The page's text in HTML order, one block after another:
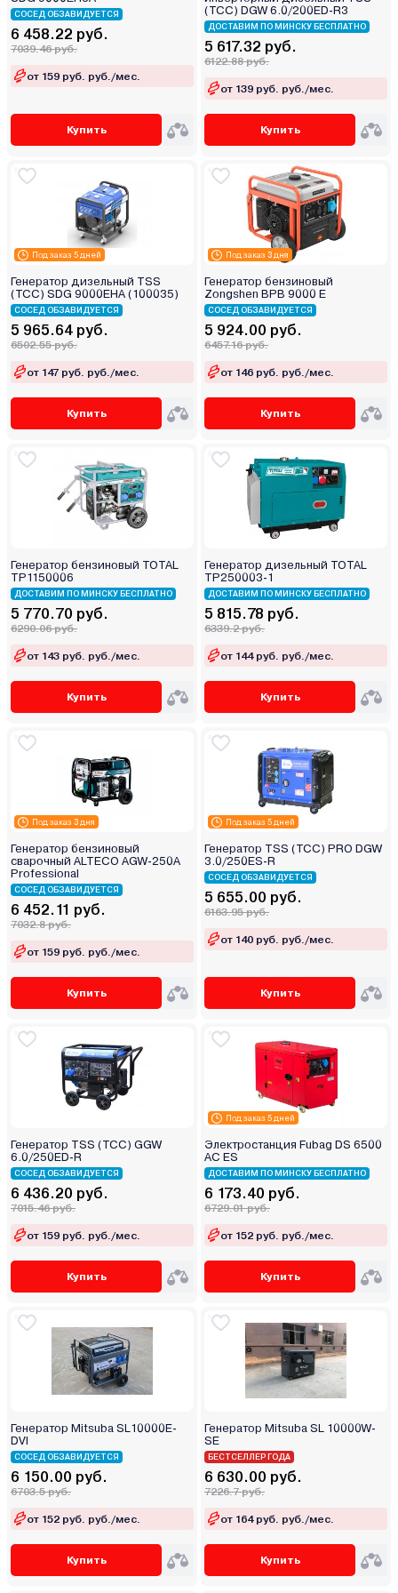
СОСЕД ОБЗАВИДУЕТСЯ
6 458.22 руб.
7039.46 руб.
от 159 руб. руб./мес.
Купить
(ТСС) DGW 6.0/200ED-R3
ДОСТАВИМ ПО МИНСКУ БЕСПЛАТНО
5 617.32 руб.
6122.88 руб.
от 139 руб. руб./мес.
Купить
Под заказ 5 дней
Генератор дизельный TSS
(ТСС) SDG 9000EHA (100035)
СОСЕД ОБЗАВИДУЕТСЯ
5 965.64 руб.
6502.55 руб.
от 147 руб. руб./мес.
Купить
Под заказ 3 дня
Генератор бензиновый
Zongshen BPB 9000 E
СОСЕД ОБЗАВИДУЕТСЯ
5 924.00 руб.
6457.16 руб.
от 146 руб. руб./мес.
Купить
Генератор бензиновый TOTAL
TP1150006
ДОСТАВИМ ПО МИНСКУ БЕСПЛАТНО
5 770.70 руб.
6290.06 руб.
от 143 руб. руб./мес.
Купить
Генератор дизельный TOTAL
TP250003-1
ДОСТАВИМ ПО МИНСКУ БЕСПЛАТНО
5 815.78 руб.
6339.2 руб.
от 144 руб. руб./мес.
Купить
Под заказ 3 дня
Генератор бензиновый
сварочный ALTECO AGW-250A
Professional
СОСЕД ОБЗАВИДУЕТСЯ
6 452.11 руб.
7032.8 руб.
от 159 руб. руб./мес.
Купить
Под заказ 5 дней
Генератор TSS (ТСС) PRO DGW
3.0/250ES-R
СОСЕД ОБЗАВИДУЕТСЯ
5 655.00 руб.
6163.95 руб.
от 140 руб. руб./мес.
Купить
Генератор TSS (ТСС) GGW
6.0/250ED-R
СОСЕД ОБЗАВИДУЕТСЯ
6 436.20 руб.
7015.46 руб.
от 159 руб. руб./мес.
Купить
Под заказ 5 дней
Электростанция Fubag DS 6500
AC ES
ДОСТАВИМ ПО МИНСКУ БЕСПЛАТНО
6 173.40 руб.
6729.01 руб.
от 152 руб. руб./мес.
Купить
Генератор Mitsuba SL10000E-
DVI
СОСЕД ОБЗАВИДУЕТСЯ
6 150.00 руб.
6703.5 руб.
от 152 руб. руб./мес.
Купить
Генератор Mitsuba SL 10000W-
SE
БЕСТСЕЛЛЕР ГОДА
6 630.00 руб.
7226.7 руб.
от 164 руб. руб./мес.
Купить